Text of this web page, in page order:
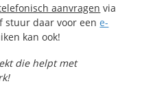
aanvragen via
stuur daar voor eene-
kan ook!
die helpt met